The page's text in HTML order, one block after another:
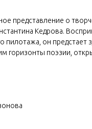
представление о
Кедрова.
пилотажа, он предстает
горизонты поэзии,